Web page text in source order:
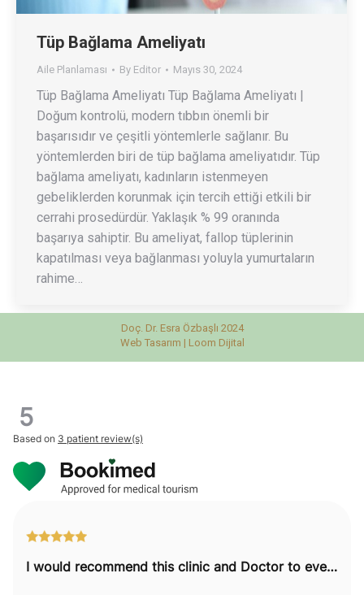
Tüp Bağlama Ameliyatı
Aile Planlaması By Editor Mayıs 30, 2024
Tüp Bağlama Ameliyatı Tüp Bağlama Ameliyatı |
Doğum kontrolü, modern tıbbın önemli bir
başarısıdır ve çeşitli yöntemlerle sağlanır. Bu
yöntemlerden biri de tüp bağlama ameliyatıdır. Tüp
bağlama ameliyatı, kadınların istenmeyen
gebeliklerden korunmak için tercih ettiği etkili bir
cerrahi prosedürdür. Yaklaşık % 99 oranında
başarıya sahiptir. Bu ameliyat, fallop tüplerinin
kapatılması veya bağlanması yoluyla yumurtaların
rahime…
Doç. Dr. Esra Özbaşlı 2024
Web Tasarım | Loom Dijital
5
Based on 3 patient review(s)
I would recommend this clinic and Doctor to everyone.